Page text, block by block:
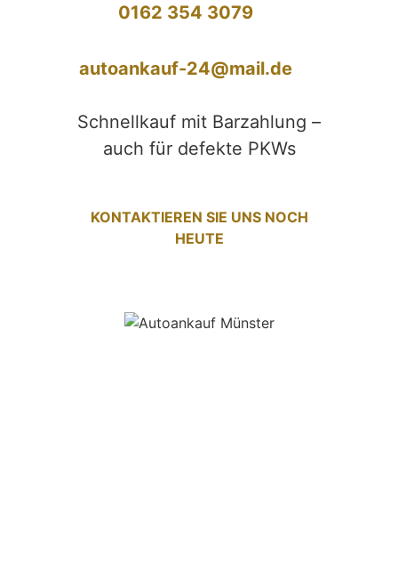
0162 354 3079
autoankauf-24@mail.de
Schnellkauf mit Barzahlung –
auch für defekte PKWs
KONTAKTIEREN SIE UNS NOCH
HEUTE